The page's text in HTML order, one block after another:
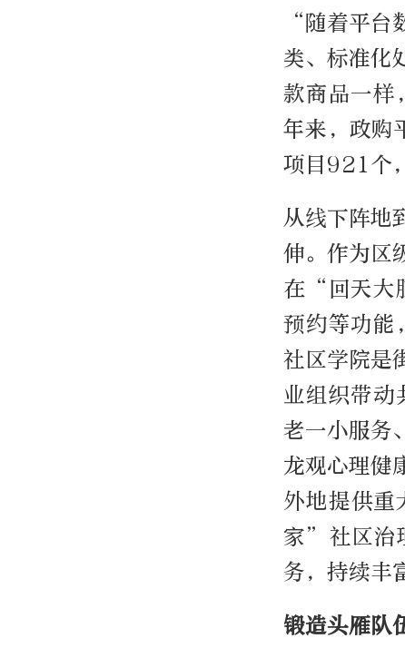
“随着平台
类、标准化
款商品一样
年来，政购
项目921个
从线下阵地
伸。作为区
在“回天大
预约等功
社区学院是
业组织带
老一小服务
龙观心理健
外地提供重
家”社区治
务，持续丰
锻造头雁队